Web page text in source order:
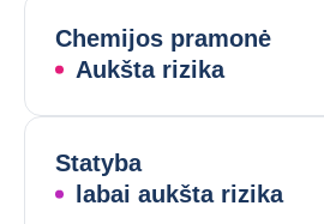
Chemijos pramonė
Aukšta rizika
Statyba
labai aukšta rizika